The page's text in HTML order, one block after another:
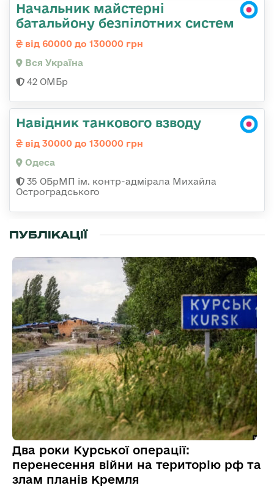
Начальник майстерні
батальйону безпілотних систем
від 60000 до 130000 грн
Вся Україна
42 ОМБр
Навідник танкового взводу
від 30000 до 130000 грн
Одеса
35 ОБрМП ім. контр-адмірала Михайла
Остроградського
ПУБЛІКАЦІЇ
Два роки Курської операції:
перенесення війни на територію рф та
злам планів Кремля